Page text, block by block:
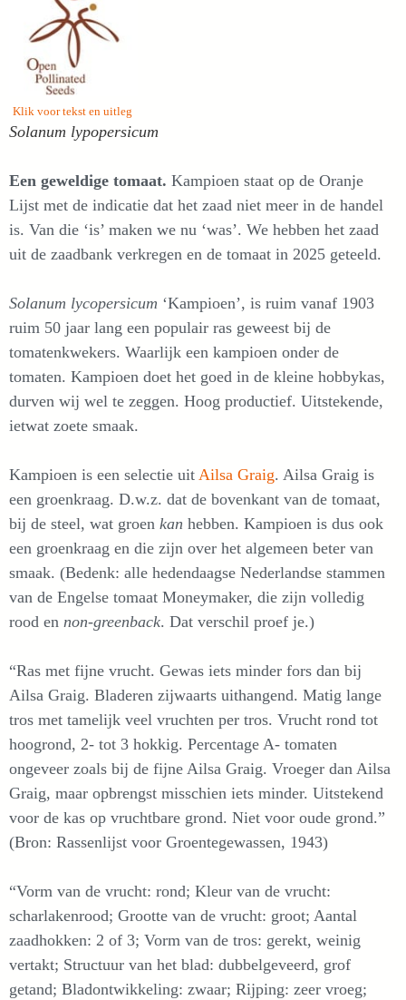
Klik voor tekst en uitleg
Solanum lypopersicum
Een geweldige tomaat. Kampioen staat op de Oranje
Lijst met de indicatie dat het zaad niet meer in de handel
is. Van die ‘is’ maken we nu ‘was’. We hebben het zaad
uit de zaadbank verkregen en de tomaat in 2025 geteeld.
Solanum lycopersicum ‘Kampioen’, is ruim vanaf 1903
ruim 50 jaar lang een populair ras geweest bij de
tomatenkwekers. Waarlijk een kampioen onder de
tomaten. Kampioen doet het goed in de kleine hobbykas,
durven wij wel te zeggen. Hoog productief. Uitstekende,
ietwat zoete smaak.
Kampioen is een selectie uit Ailsa Graig. Ailsa Graig is
een groenkraag. D.w.z. dat de bovenkant van de tomaat,
bij de steel, wat groen kan hebben. Kampioen is dus ook
een groenkraag en die zijn over het algemeen beter van
smaak. (Bedenk: alle hedendaagse Nederlandse stammen
van de Engelse tomaat Moneymaker, die zijn volledig
rood en non-greenback. Dat verschil proef je.)
“Ras met fijne vrucht. Gewas iets minder fors dan bij
Ailsa Graig. Bladeren zijwaarts uithangend. Matig lange
tros met tamelijk veel vruchten per tros. Vrucht rond tot
hoogrond, 2- tot 3 hokkig. Percentage A- tomaten
ongeveer zoals bij de fijne Ailsa Graig. Vroeger dan Ailsa
Graig, maar opbrengst misschien iets minder. Uitstekend
voor de kas op vruchtbare grond. Niet voor oude grond.”
(Bron: Rassenlijst voor Groentegewassen, 1943)
“Vorm van de vrucht: rond; Kleur van de vrucht:
scharlakenrood; Grootte van de vrucht: groot; Aantal
zaadhokken: 2 of 3; Vorm van de tros: gerekt, weinig
vertakt; Structuur van het blad: dubbelgeveerd, grof
getand; Bladontwikkeling: zwaar; Rijping: zeer vroeg;